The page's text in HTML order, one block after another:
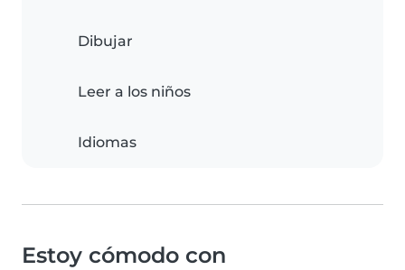
Dibujar
Leer a los niños
Idiomas
Estoy cómodo con